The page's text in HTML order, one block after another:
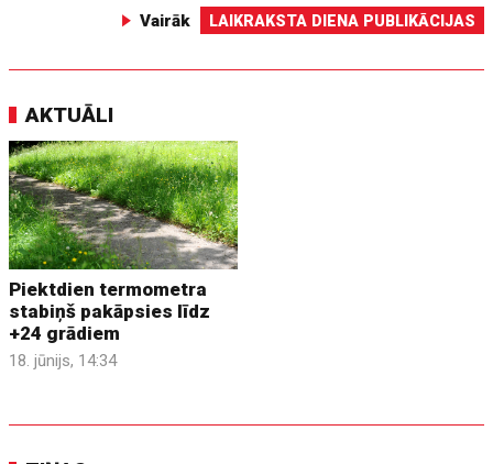
Vairāk LAIKRAKSTA DIENA PUBLIKĀCIJAS
AKTUĀLI
Piektdien termometra
stabiņš pakāpsies līdz
+24 grādiem
18. jūnijs, 14:34